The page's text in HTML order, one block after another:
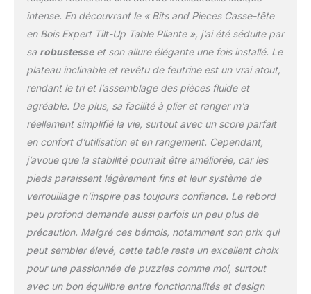
cm x 67 cm x 9 cm et
fixe avec une tige
métallique, pour stocker
à plat sous un canapé ou
dans un placard.
intense. En découvrant le « Bits and Pieces Casse-tête
en Bois Expert Tilt-Up Table Pliante », j’ai été séduite par
sa robustesseet son allure élégante une fois installé. Le
plateau inclinable et revêtu de feutrine est un vrai atout,
rendant le tri et l’assemblage des pièces fluide et
agréable. De plus, sa facilité à plier et ranger m’a
réellement simplifié la vie, surtout avec un score parfait
en confort d’utilisation et en rangement. Cependant,
j’avoue que la stabilité pourrait être améliorée, car les
pieds paraissent légèrement fins et leur système de
verrouillage n’inspire pas toujours confiance. Le rebord
peu profond demande aussi parfois un peu plus de
précaution. Malgré ces bémols, notamment son prix qui
peut sembler élevé, cette table reste un excellent choix
pour une passionnée de puzzles comme moi, surtout
avec un bon équilibre entre fonctionnalités et design